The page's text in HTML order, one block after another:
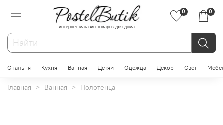
интернет-магазин товаров для дома
0 0
Спальня Кухня Ванная Детям Одежда Декор Свет
Главная Ванная Полотенца